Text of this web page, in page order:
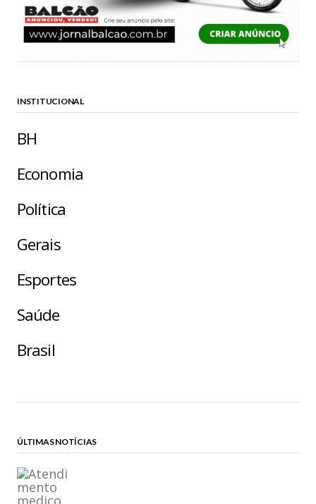
INSTITUCIONAL
BH
Economia
Política
Gerais
Esportes
Saúde
Brasil
ÚLTIMAS NOTÍCIAS